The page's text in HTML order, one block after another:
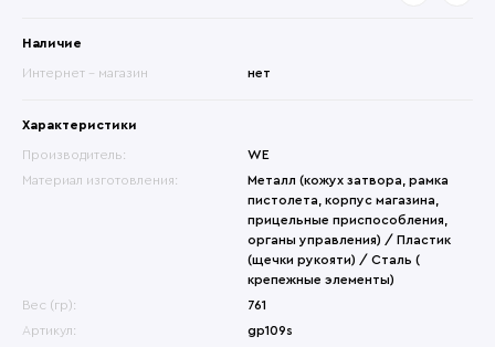
Наличие
Интернет - магазин нет
Характеристики
Производитель:
WE
Материал изготовления:
Металл (кожух затвора, рамка
пистолета, корпус магазина,
прицельные приспособления,
органы управления) / Пластик
(щечки рукояти) / Сталь (
крепежные элементы)
Вес (гр):
761
Артикул:
gp109s